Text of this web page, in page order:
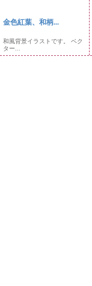
金色紅葉、和柄...
和風背景イラストです。 ベク
ター...